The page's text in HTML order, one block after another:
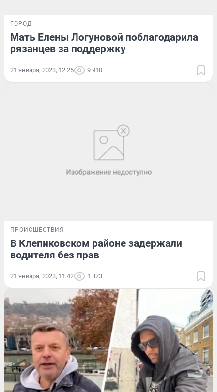
ГОРОД
Мать Елены Логуновой поблагодарила
рязанцев за поддержку
21 января, 2023, 12:25 9 910
ПРОИСШЕСТВИЯ
В Клепиковском районе задержали
водителя без прав
21 января, 2023, 11:42 1 873